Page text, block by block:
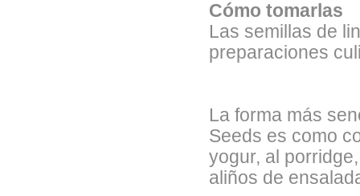
Cómo tomarlas
Las semillas de
preparaciones
La forma más
Seeds es como
yogur, al
aliños de